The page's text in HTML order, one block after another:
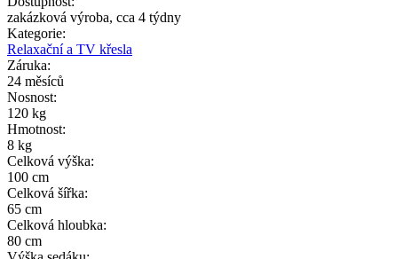
zakázková výroba, cca 4 týdny
Kategorie:
Relaxační a TV křesla
Záruka:
24 měsíců
Nosnost:
120 kg
Hmotnost:
8 kg
Celková výška:
100 cm
Celková šířka:
65 cm
Celková hloubka:
80 cm